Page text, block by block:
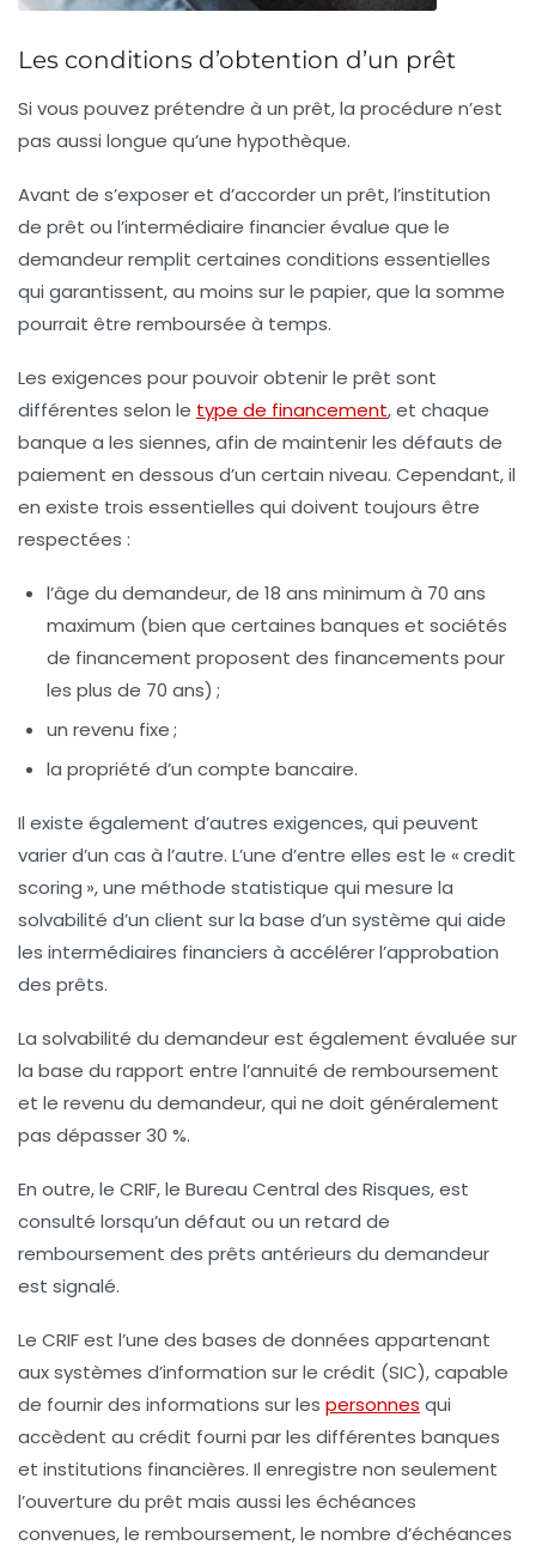
Les conditions d’obtention d’un prêt
Si vous pouvez prétendre à un prêt, la procédure n’est
pas aussi longue qu’une hypothèque.
Avant de s’exposer et d’accorder un prêt, l’institution
de prêt ou l’intermédiaire financier évalue que le
demandeur remplit certaines conditions essentielles
qui garantissent, au moins sur le papier, que la somme
pourrait être remboursée à temps.
Les exigences pour pouvoir obtenir le prêt sont
différentes selon le type de financement, et chaque
banque a les siennes, afin de maintenir les défauts de
paiement en dessous d’un certain niveau. Cependant, il
en existe trois essentielles qui doivent toujours être
respectées :
l’âge du demandeur, de 18 ans minimum à 70 ans
maximum (bien que certaines banques et sociétés
de financement proposent des financements pour
les plus de 70 ans) ;
un revenu fixe ;
la propriété d’un compte bancaire.
Il existe également d’autres exigences, qui peuvent
varier d’un cas à l’autre. L’une d’entre elles est le « credit
scoring », une méthode statistique qui mesure la
solvabilité d’un client sur la base d’un système qui aide
les intermédiaires financiers à accélérer l’approbation
des prêts.
La solvabilité du demandeur est également évaluée sur
la base du rapport entre l’annuité de remboursement
et le revenu du demandeur, qui ne doit généralement
pas dépasser 30 %.
En outre, le CRIF, le Bureau Central des Risques, est
consulté lorsqu’un défaut ou un retard de
remboursement des prêts antérieurs du demandeur
est signalé.
Le CRIF est l’une des bases de données appartenant
aux systèmes d’information sur le crédit (SIC), capable
de fournir des informations sur les personnes qui
accèdent au crédit fourni par les différentes banques
et institutions financières. Il enregistre non seulement
l’ouverture du prêt mais aussi les échéances
convenues, le remboursement, le nombre d’échéances